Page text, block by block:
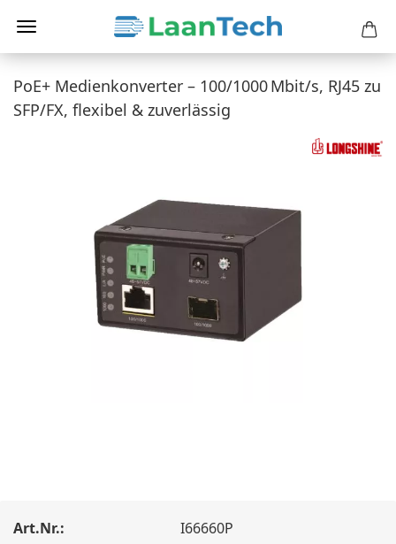
PoE+ Medienkonverter – 100/1000 Mbit/s, RJ45 zu
SFP/FX, flexibel & zuverlässig
Art.Nr.:
I66660P